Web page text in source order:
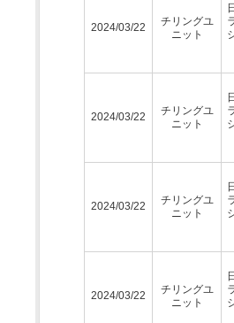
2024/03/22
チリングユ
ニット
2024/03/22
チリングユ
ニット
2024/03/22
チリングユ
ニット
2024/03/22
チリングユ
ニット